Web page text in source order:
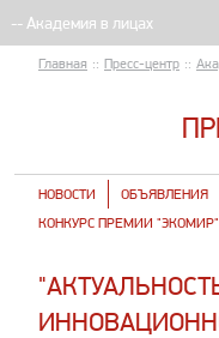
Главная :: Пресс-центр ::
НОВОСТИ ОБЪЯВЛЕНИЯ
КОНКУРС ПРЕМИИ "ЭКОМИР"